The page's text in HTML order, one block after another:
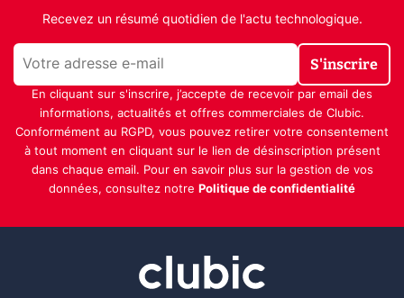
Recevez un résumé quotidien de l'actu technologique.
S'inscrire
En cliquant sur s'inscrire, j’accepte de recevoir par email des
informations, actualités et offres commerciales de Clubic.
Conformément au RGPD, vous pouvez retirer votre consentement
à tout moment en cliquant sur le lien de désinscription présent
dans chaque email. Pour en savoir plus sur la gestion de vos
données, consultez notre Politique de confidentialité